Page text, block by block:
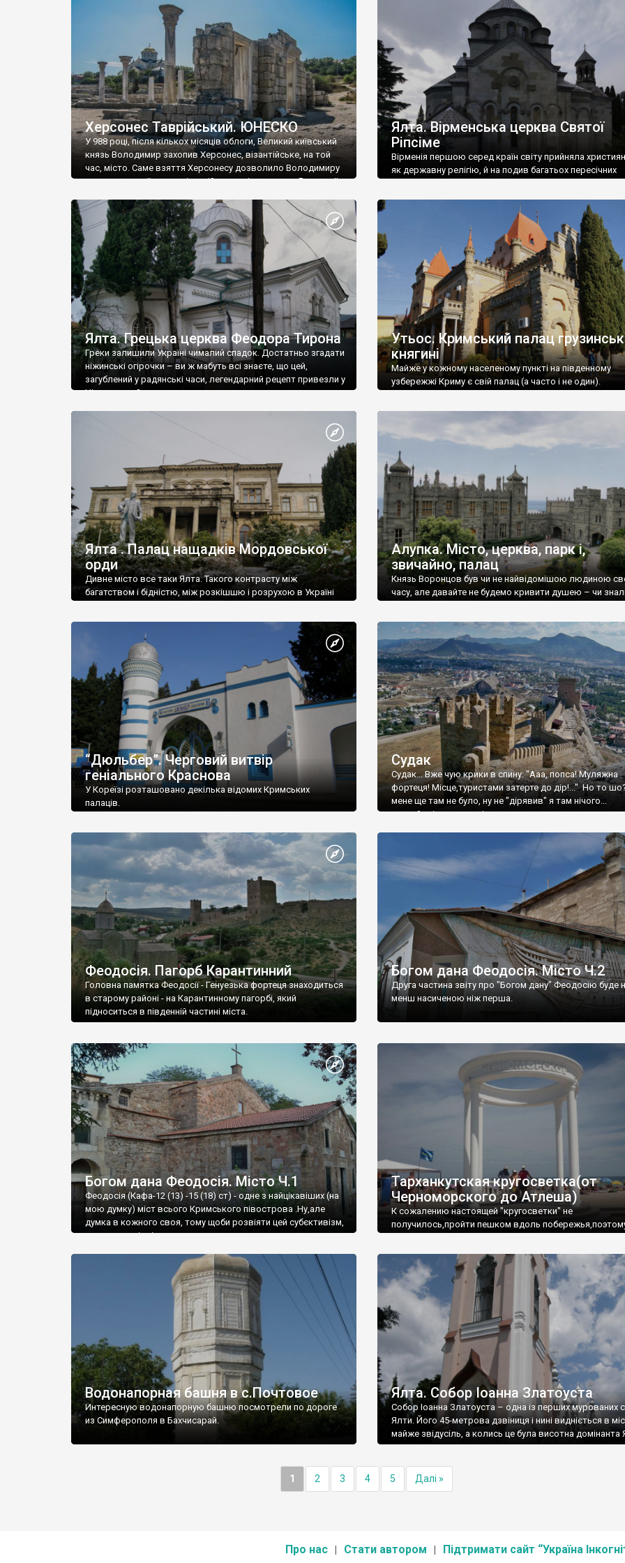
візантійської доби. Раритети викрадені з фондів об’єкту
культурної спадщини ЮНЕСКО «Херсонеса Таврійського».
Офіційно – на виставку «Золото Візантії», але експерти та
влада в Україні вважають це лише […]
називаються «повстяками» (postaki)…” “Вино. Крим
виробляє відмінне вино і його вдосталь: воно все
легке біле і дуже […]
Херсонес Таврійський. ЮНЕСКО
У 988 році, після кількох місяців облоги, Великий київський
князь Володимир захопив Херсонес, візантійське, на той
час, місто. Саме взяття Херсонесу дозволило Володимиру
диктувати свої умови візантійському імператору Василю ІІ,
Херсонесі Володимир-язичник, став Василем-
християнином. А потім було Хрещення Русі. На честь
Херсонесу Таврійського названо місто […]
Ялта. Вірменська церква Святої
Ріпсіме
Вірменія першою серед країн світу прийняла
як державну релігію, й на подив багатьох пересічних
Ялта. Грецька церква Феодора Тирона
Греки залишили Україні чималий спадок. Достатньо згадати
ніжинські огірочки – ви ж мабуть всі знаєте, що цей,
загублений у радянські часи, легендарний рецепт привезли у
Ніжин греки?
Утьос. Кримський палац
княгині
Майже у кожному населеному пункті на південному
узбережжі Криму є свій палац (а часто і не один).
Ялта . Палац нащадків Мордовської
орди
Дивне місто все таки Ялта. Такого контрасту між
багатством і бідністю, між розкішшю і розрухою в Україні
Алупка. Місто, церква, парк і,
звичайно, палац
Князь Воронцов був чи не найвідомішою людиною
часу, але давайте не будемо кривити душею – чи
“Дюльбер”. Черговий витвір
геніального Краснова
У Кореїзі розташовано декілька відомих Кримських
палаців.
Судак
Судак... Вже чую крики в спину: "Ааа, попса! Муляжна
фортеця! Місце,туристами затерте до дір!..." Но то
мене ще там не було, ну не "дірявив" я там нічого...
принаймні до цього літа.
Феодосія. Пагорб Карантинний
Головна памятка Феодосії - Генуезька фортеця знаходиться
в старому районі - на Карантинному пагорбі, який
підноситься в південній частині міста.
Богом дана Феодосія. Місто Ч.2
Друга частина звіту про "Богом дану" Феодосію буде
менш насиченою ніж перша.
Богом дана Феодосія. Місто Ч.1
Феодосія (Кафа-12 (13) -15 (18) ст) - одне з найцікавіших (на
мою думку) міст всього Кримського півострова .Ну,але
думка в кожного своя, тому щоби розвіяти цей субєктивізм,
запрошую відвідати це
Тарханкутская кругосветка(от
Черноморского до Атлеша)
К сожалению настоящей "кругосветки" не
получилось,пройти пешком вдоль
Водонапорная башня в с.Почтовое
Интересную водонапорную башню посмотрели по дороге
из Симферополя в Бахчисарай.
Ялта. Собор Іоанна Златоуста
Собор Іоанна Златоуста – одна із перших мурованих
Ялти. Його 45-метрова дзвіниця і нині видніється в
майже звідусіль, а колись це була висотна домінанта
1 2 3 4 5 Далі »
Про нас Стати автором Підтримати сайт “Україна